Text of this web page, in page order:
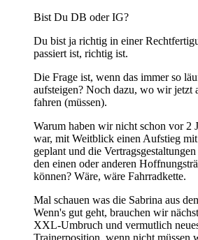
Bist Du DB oder IG?
Du bist ja richtig in einer
passiert ist, richtig ist.
Die Frage ist, wenn das immer so
aufsteigen? Noch dazu, wo wir jetzt
fahren (müssen).
Warum haben wir nicht schon vor 2
war, mit Weitblick einen Aufstieg
geplant und die
den einen oder anderen
können? Wäre, wäre Fahrradkette.
Mal schauen was die Sabrina aus
Wenn's gut geht, brauchen wir
XXL-Umbruch und vermutlich
Trainerposition, wenn nicht müssen